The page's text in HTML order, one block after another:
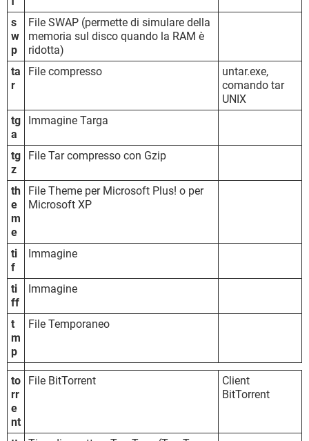
s
w
p
File SWAP (permette di simulare della
memoria sul disco quando la RAM è
ridotta)
ta
r
File compresso
untar.exe,
comando tar
UNIX
tg
a
Immagine Targa
tg
z
File Tar compresso con Gzip
th
e
m
e
File Theme per Microsoft Plus! o per
Microsoft XP
ti
f
Immagine
ti
ff
Immagine
t
m
p
File Temporaneo
to
rr
e
nt
File BitTorrent
Client
BitTorrent